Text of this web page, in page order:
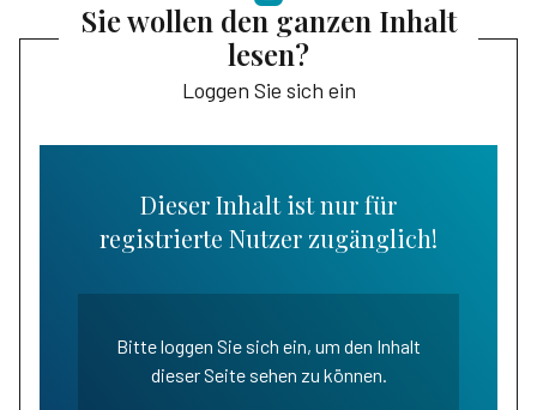
Sie wollen den ganzen Inhalt
lesen?
Loggen Sie sich ein
Dieser Inhalt ist nur für
registrierte Nutzer zugänglich!
Bitte loggen Sie sich ein, um den Inhalt
dieser Seite sehen zu können.